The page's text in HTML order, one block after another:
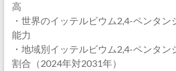
高
・世界のイッテルビウム2,4-ペンタン
能力
・地域別イッテルビウム2,4-ペンタン
割合（2024年対2031年）